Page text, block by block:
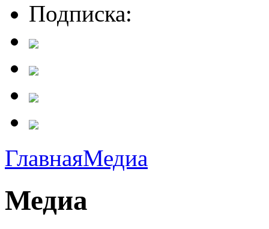
Подписка:
ГлавнаяМедиа
Медиа